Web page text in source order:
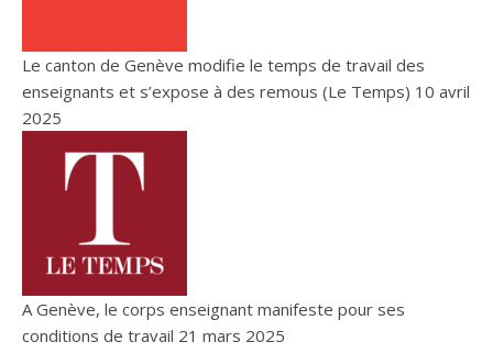
Le canton de Genève modifie le temps de travail des
enseignants et s’expose à des remous (Le Temps) 10 avril
2025
A Genève, le corps enseignant manifeste pour ses
conditions de travail 21 mars 2025